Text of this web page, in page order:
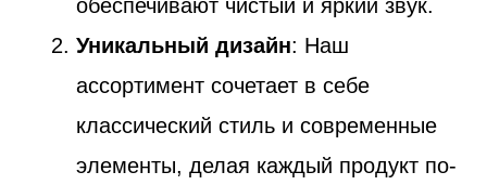
обеспечивают чистый и яркий звук.
Уникальный дизайн: Наш
ассортимент сочетает в себе
классический стиль и современные
элементы, делая каждый продукт по-